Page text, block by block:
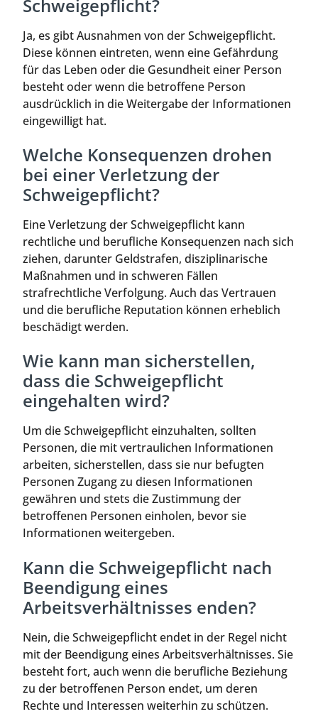
Schweigepflicht?
Ja, es gibt Ausnahmen von der Schweigepflicht.
Diese können eintreten, wenn eine Gefährdung
für das Leben oder die Gesundheit einer Person
besteht oder wenn die betroffene Person
ausdrücklich in die Weitergabe der Informationen
eingewilligt hat.
Welche Konsequenzen drohen
bei einer Verletzung der
Schweigepflicht?
Eine Verletzung der Schweigepflicht kann
rechtliche und berufliche Konsequenzen nach sich
ziehen, darunter Geldstrafen, disziplinarische
Maßnahmen und in schweren Fällen
strafrechtliche Verfolgung. Auch das Vertrauen
und die berufliche Reputation können erheblich
beschädigt werden.
Wie kann man sicherstellen,
dass die Schweigepflicht
eingehalten wird?
Um die Schweigepflicht einzuhalten, sollten
Personen, die mit vertraulichen Informationen
arbeiten, sicherstellen, dass sie nur befugten
Personen Zugang zu diesen Informationen
gewähren und stets die Zustimmung der
betroffenen Personen einholen, bevor sie
Informationen weitergeben.
Kann die Schweigepflicht nach
Beendigung eines
Arbeitsverhältnisses enden?
Nein, die Schweigepflicht endet in der Regel nicht
mit der Beendigung eines Arbeitsverhältnisses. Sie
besteht fort, auch wenn die berufliche Beziehung
zu der betroffenen Person endet, um deren
Rechte und Interessen weiterhin zu schützen.